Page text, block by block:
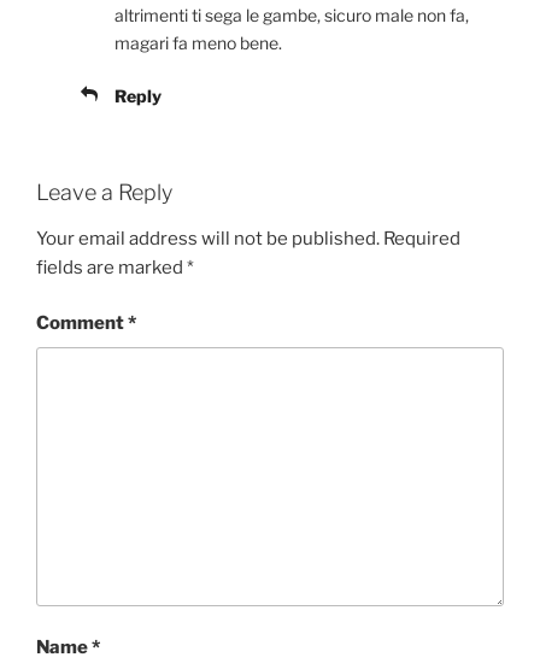
altrimenti ti sega le gambe, sicuro male non fa,
magari fa meno bene.
Reply
Leave a Reply
Your email address will not be published. Required
fields are marked *
Comment*
Name*